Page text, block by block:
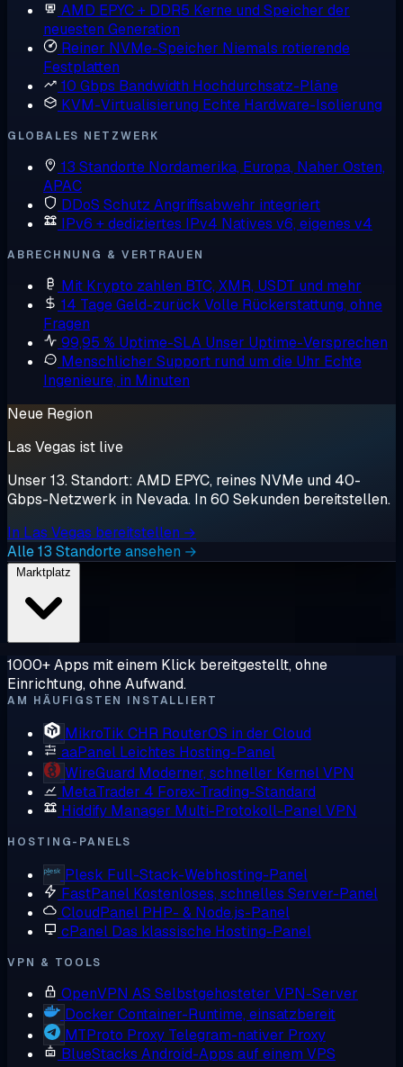
AMD EPYC + DDR5 Kerne und Speicher der
neuesten Generation
Reiner NVMe-Speicher Niemals rotierende
Festplatten
10 Gbps Bandwidth Hochdurchsatz-Pläne
KVM-Virtualisierung Echte Hardware-Isolierung
GLOBALES NETZWERK
13 Standorte Nordamerika, Europa, Naher Osten,
APAC
DDoS Schutz Angriffsabwehr integriert
IPv6 + dediziertes IPv4 Natives v6, eigenes v4
ABRECHNUNG & VERTRAUEN
Mit Krypto zahlen BTC, XMR, USDT und mehr
14 Tage Geld-zurück Volle Rückerstattung, ohne
Fragen
99,95 % Uptime-SLA Unser Uptime-Versprechen
Menschlicher Support rund um die Uhr Echte
Ingenieure, in Minuten
Neue Region
Las Vegas ist live
Unser 13. Standort: AMD EPYC, reines NVMe und 40-
Gbps-Netzwerk in Nevada. In 60 Sekunden bereitstellen.
In Las Vegas bereitstellen →
Alle 13 Standorte ansehen →
1000+ Apps mit einem Klick bereitgestellt, ohne
Einrichtung, ohne Aufwand.
AM HÄUFIGSTEN INSTALLIERT
MikroTik CHR RouterOS in der Cloud
aaPanel Leichtes Hosting-Panel
WireGuard Moderner, schneller Kernel VPN
MetaTrader 4 Forex-Trading-Standard
Hiddify Manager Multi-Protokoll-Panel VPN
HOSTING-PANELS
Plesk Full-Stack-Webhosting-Panel
FastPanel Kostenloses, schnelles Server-Panel
CloudPanel PHP- & Node.js-Panel
cPanel Das klassische Hosting-Panel
VPN & TOOLS
OpenVPN AS Selbstgehosteter VPN-Server
Docker Container-Runtime, einsatzbereit
MTProto Proxy Telegram-nativer Proxy
BlueStacks Android-Apps auf einem VPS